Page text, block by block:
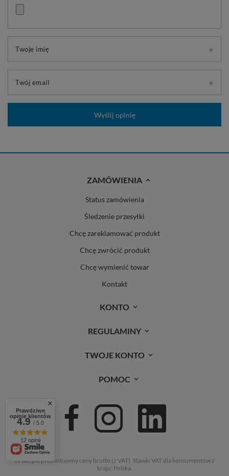
Twoje imię
Twój email
Wyślij opinię
ZAMÓWIENIA
Status zamówienia
Śledzenie przesyłki
Chcę zareklamować produkt
Chcę zwrócić produkt
Chcę wymienić towar
Kontakt
KONTO
REGULAMINY
TWOJE KONTO
POMOC
W sklepie prezentujemy ceny brutto (z VAT). Stawki VAT dla konsumentów z
kraju: Polska.
Prawdziwe
opinie klientów
4.9/ 5.0
12 opinii